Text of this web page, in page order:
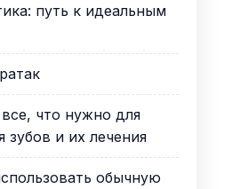
путь к идеальным
что нужно для
зубов и их лечения
обычную